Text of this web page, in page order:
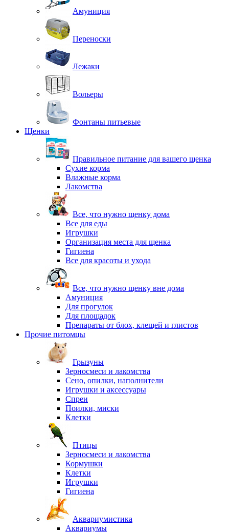
Амуниция
Переноски
Лежаки
Вольеры
Фонтаны питьевые
Щенки
Правильное питание для вашего щенка
Сухие корма
Влажные корма
Лакомства
Все, что нужно щенку дома
Все для еды
Игрушки
Организация места для щенка
Гигиена
Все для красоты и ухода
Все, что нужно щенку вне дома
Амуниция
Для прогулок
Для площадок
Препараты от блох, клещей и глистов
Прочие питомцы
Грызуны
Зерносмеси и лакомства
Сено, опилки, наполнители
Игрушки и аксессуары
Спреи
Поилки, миски
Клетки
Птицы
Зерносмеси и лакомства
Кормушки
Клетки
Игрушки
Гигиена
Аквариумистика
Аквариумы